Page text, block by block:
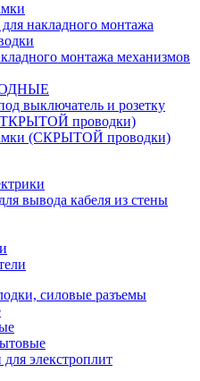
накладного монтажа
монтажа механизмов
выключатель и розетку
проводки)
(СКРЫТОЙ проводки)
вывода кабеля из стены
силовые разъемы
элекстроплит